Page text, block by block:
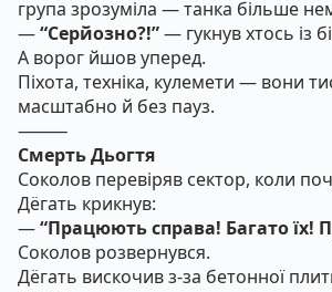
група зрозуміла — танка більше
—“Серйозно?!”— гукнув хтось із
А ворог йшов уперед.
Піхота, техніка, кулемети — вони
масштабно й без пауз.
⸻
Смерть Дьогтя
Соколов перевіряв сектор, коли
Дёгать крикнув:
—“Працюють справа! Багато їх!
Соколов розвернувся.
Дёгать вискочив з-за бетонної